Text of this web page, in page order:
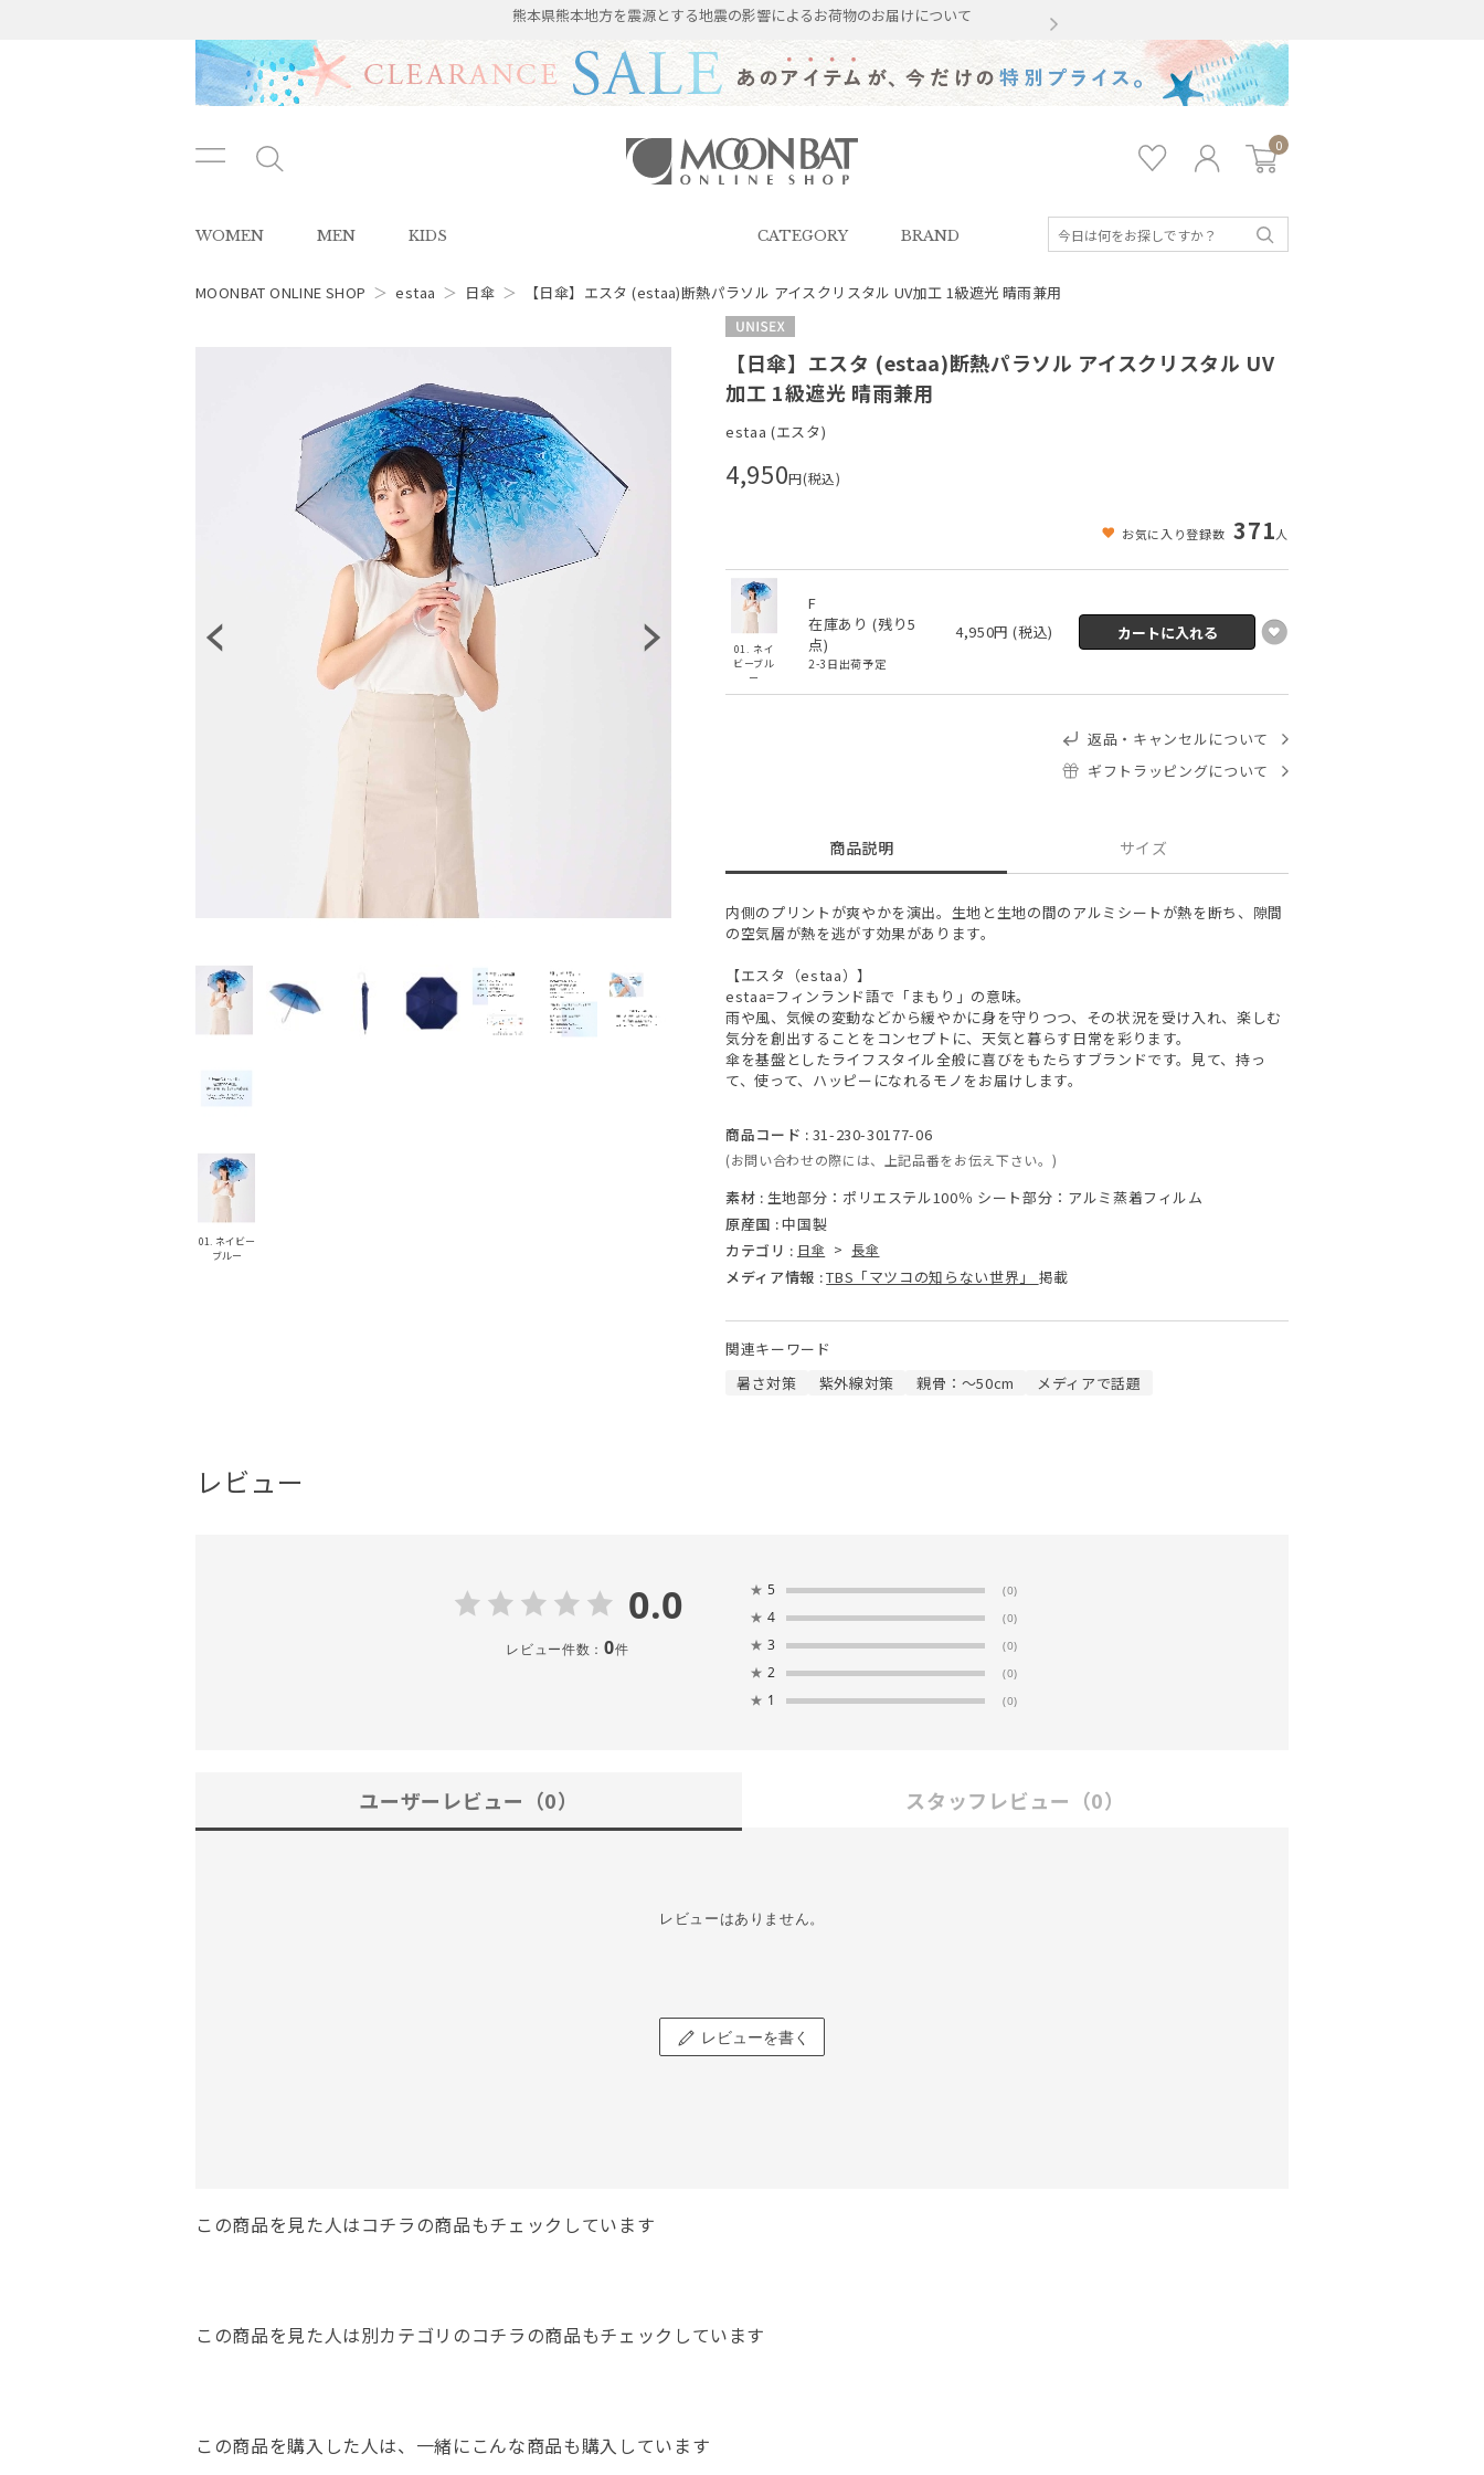
熊本県熊本地方を震源とする地震の影響によるお荷物のお届けについて
ン
ュ
ー
タ
SHOP（ムーンバットオンラインシ
り
イ
ン
0
WOMEN MEN KIDS CATEGORY BRAND
検
MOONBAT ONLINE SHOP ＞estaa ＞ 日傘 ＞ 【日傘】エスタ (estaa)断熱パラソル アイスクリスタル UV加工 1級遮光 晴雨兼用
01. ネイビー
ブルー
【日傘】エスタ (estaa)断熱パラソル アイスクリスタル UV
加工 1級遮光 晴雨兼用
estaa (エスタ)
4,950円(税込)
お気に入り登録数 371人
01. ネイ
ビーブル
ー
F
在庫あり (残り5
点)
2-3日出荷予定
4,950円 (税込)
返品・キャンセルについて
ギフトラッピングについて
商品説明 サイズ
内側のプリントが爽やかを演出。生地と生地の間のアルミシートが熱を断ち、隙間
の空気層が熱を逃がす効果があります。
【エスタ（estaa）】
estaa=フィンランド語で「まもり」の意味。
雨や風、気候の変動などから緩やかに身を守りつつ、その状況を受け入れ、楽しむ
気分を創出することをコンセプトに、天気と暮らす日常を彩ります。
傘を基盤としたライフスタイル全般に喜びをもたらすブランドです。見て、持っ
て、使って、ハッピーになれるモノをお届けします。
商品コード : 31-230-30177-06
(お問い合わせの際には、上記品番をお伝え下さい。)
素材 : 生地部分：ポリエステル100％ シート部分：アルミ蒸着フィルム
原産国 :中国製
カテゴリ : 日傘 > 長傘
メディア情報 :TBS「マツコの知らない世界」 掲載
関連キーワード
暑さ対策
紫外線対策 親骨：～50cm メディアで話題
レビュー
0.0
レビュー件数： 0件
★ 5 (0)
★ 4 (0)
★ 3 (0)
★ 2 (0)
★ 1 (0)
ユーザーレビュー （0） スタッフレビュー （0）
レビューはありません。
レビューを書く
この商品を見た人はコチラの商品もチェックしています
この商品を見た人は別カテゴリのコチラの商品もチェックしています
この商品を購入した人は、一緒にこんな商品も購入しています